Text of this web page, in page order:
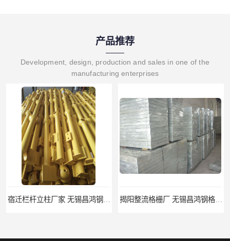
产品推荐
Development, design, production and sales in one of the
manufacturing enterprises
宿迁栏杆立柱厂家 无锡昌鸿钢格板有限公司 揭阳整流格栅厂 无锡昌鸿钢格板有限公司